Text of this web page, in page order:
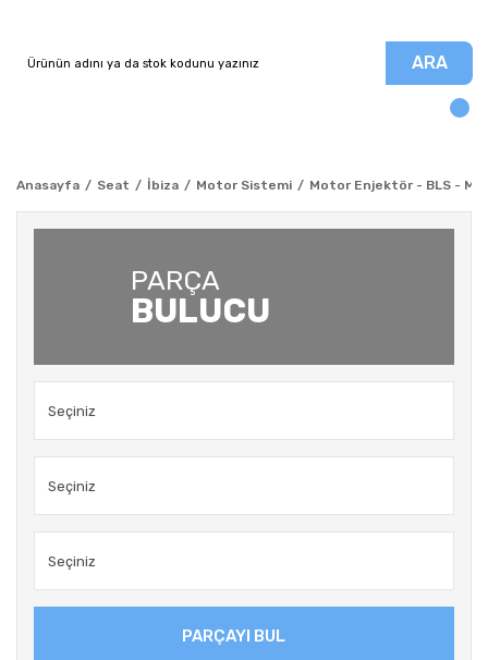
ARA
Anasayfa Seat İbiza Motor Sistemi Motor Enjektör - BLS -
PARÇA
BULUCU
PARÇAYI BUL